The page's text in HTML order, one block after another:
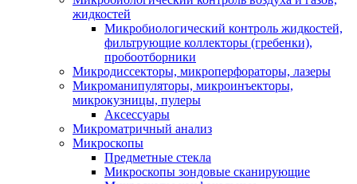
жидкостей
Микробиологический контроль жидкостей,
фильтрующие коллекторы (гребенки),
пробоотборники
Микродиссекторы, микроперфораторы, лазеры
Микроманипуляторы, микроинъекторы,
микрокузницы, пулеры
Аксессуары
Микроматричный анализ
Микроскопы
Предметные стекла
Микроскопы зондовые сканирующие